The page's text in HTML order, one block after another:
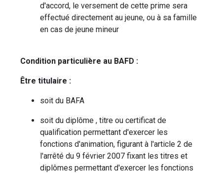
d'accord, le versement de cette prime sera
effectué directement au jeune, ou à sa famille
en cas de jeune mineur
Condition particulière au BAFD :
Être titulaire :
soit du BAFA
soit du diplôme , titre ou certificat de
qualification permettant d'exercer les
fonctions d'animation, figurant à l'article 2 de
l'arrêté du 9 février 2007 fixant les titres et
diplômes permettant d'exercer les fonctions